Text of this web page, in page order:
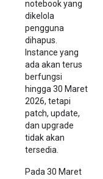
notebook yang
dikelola
pengguna
dihapus.
Instance yang
ada akan terus
berfungsi
hingga 30 Maret
2026, tetapi
patch, update,
dan upgrade
tidak akan
tersedia.
Pada 30 Maret